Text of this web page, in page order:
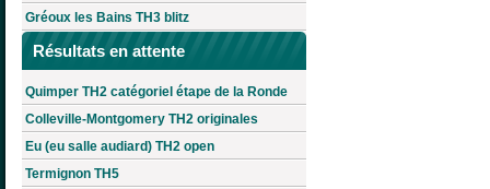
Gréoux les Bains TH3 blitz
Résultats en attente
Quimper TH2 catégoriel étape de la Ronde
Colleville-Montgomery TH2 originales
Eu (eu salle audiard) TH2 open
Termignon TH5